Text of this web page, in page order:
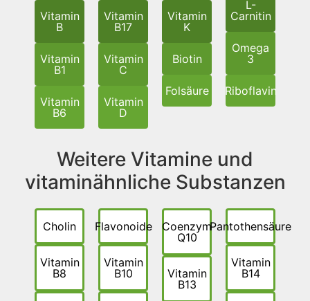
Vitamin
B
Vitamin
B1
Vitamin
B6
Vitamin
B17
Vitamin
C
Vitamin
D
Vitamin
K
Biotin
Folsäure
L-
Carnitin
Omega
3
Riboflavin
Weitere Vitamine und
vitaminähnliche Substanzen
Cholin
Vitamin
B8
Flavonoide
Vitamin
B10
Coenzym
Q10
Vitamin
B13
Pantothensäure
Vitamin
B14